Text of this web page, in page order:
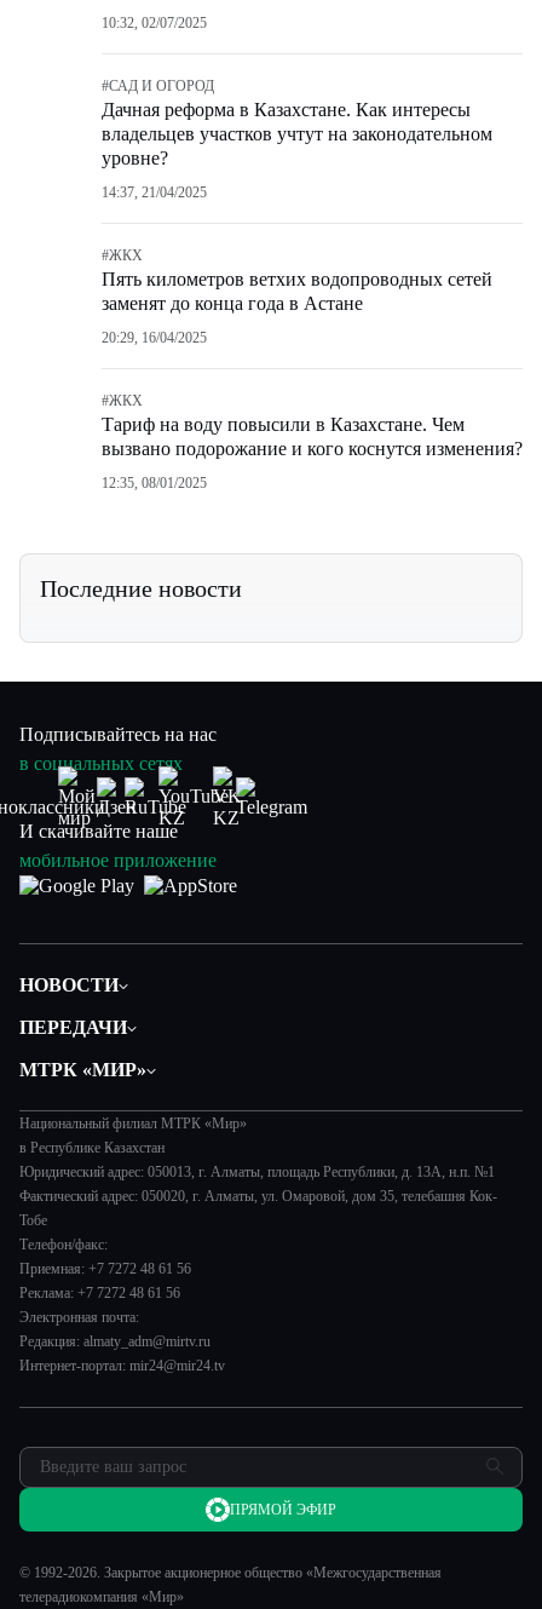
10:32, 02/07/2025
#САД И ОГОРОД
Дачная реформа в Казахстане. Как интересы
владельцев участков учтут на законодательном
уровне?
14:37, 21/04/2025
#ЖКХ
Пять километров ветхих водопроводных сетей
заменят до конца года в Астане
20:29, 16/04/2025
#ЖКХ
Тариф на воду повысили в Казахстане. Чем
вызвано подорожание и кого коснутся изменения?
12:35, 08/01/2025
Последние новости
Подписывайтесь на нас
в социальных сетях
И скачивайте наше
мобильное приложение
НОВОСТИ
Экономика
Происшествия
Наука и технологии
Здоровье и медицина
Спорт
Авто
Культура
ПЕРЕДАЧИ
Вместе выгодно
Евразия. Культурно
Евразия. Регионы
Наши иностранцы
Пять причин поехать в...
Сделано в Содружестве
МТРК «МИР»
История
Руководство
Лица мира
Пресса о нас
Карьера
Реклама
Обратная связь
Национальный филиал МТРК «Мир»
в Республике Казахстан
Юридический адрес: 050013, г. Алматы, площадь Республики, д. 13А, н.п. №1
Фактический адрес: 050020, г. Алматы, ул. Омаровой, дом 35, телебашня Кок-
Тобе
Телефон/факс:
Приемная: +7 7272 48 61 56
Реклама: +7 7272 48 61 56
Электронная почта:
Редакция: almaty_adm@mirtv.ru
Интернет-портал: mir24@mir24.tv
© 1992-2026. Закрытое акционерное общество «Межгосударственная
телерадиокомпания «Мир»
ПРЯМОЙ ЭФИР